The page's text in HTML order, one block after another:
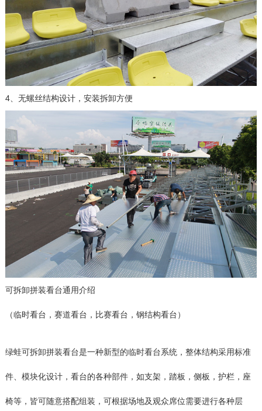
4、无螺丝结构设计，安装拆卸方便
可拆卸拼装看台通用介绍
（临时看台，赛道看台，比赛看台，钢结构看台）
绿蛙可拆卸拼装看台是一种新型的临时看台系统，整体结构采用标准
件、模块化设计，看台的各种部件，如支架，踏板，侧板，护栏，座
椅等，皆可随意搭配组装，可根据场地及观众席位需要进行各种层